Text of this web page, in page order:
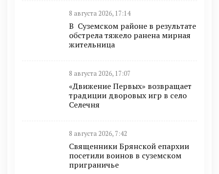
8 августа 2026, 17:14
В Суземском районе в результате
обстрела тяжело ранена мирная
жительница
8 августа 2026, 17:07
«Движение Первых» возвращает
традиции дворовых игр в село
Селечня
8 августа 2026, 7:42
Священники Брянской епархии
посетили воинов в суземском
приграничье